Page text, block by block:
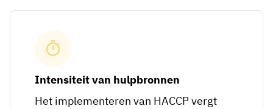
Intensiteit van hulpbronnen
Het implementeren van HACCP vergt